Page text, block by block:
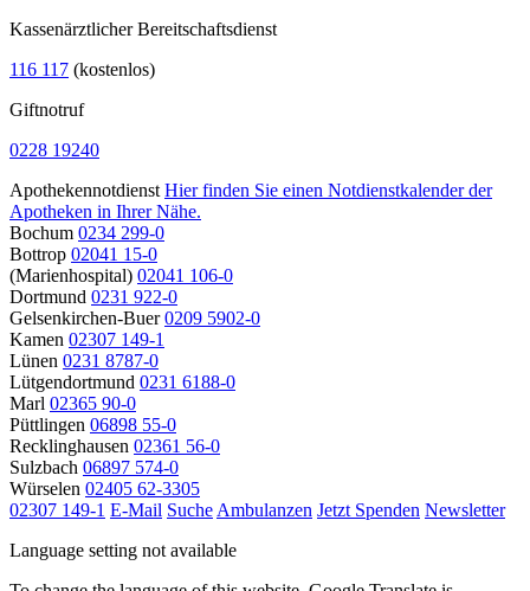
Kassenärztlicher Bereitschaftsdienst
116 117 (kostenlos)
Giftnotruf
0228 19240
Apothekennotdienst Hier finden Sie einen Notdienstkalender der
Apotheken in Ihrer Nähe.
Bochum 0234 299-0
Bottrop 02041 15-0
(Marienhospital) 02041 106-0
Dortmund 0231 922-0
Gelsenkirchen-Buer 0209 5902-0
Kamen 02307 149-1
Lünen 0231 8787-0
Lütgendortmund 0231 6188-0
Marl 02365 90-0
Püttlingen 06898 55-0
Recklinghausen 02361 56-0
Sulzbach 06897 574-0
Würselen 02405 62-3305
02307 149-1 E-Mail Suche Ambulanzen Jetzt Spenden Newsletter
Language setting not available